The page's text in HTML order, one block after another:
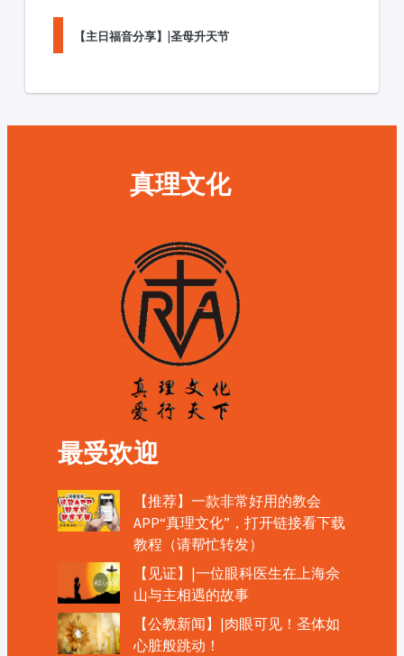
【主日福音分享】|圣母升天节
真理文化
最受欢迎
【推荐】一款非常好用的教会
APP“真理文化”，打开链接看下载
教程（请帮忙转发）
【见证】|一位眼科医生在上海佘
山与主相遇的故事
【公教新闻】|肉眼可见！圣体如
心脏般跳动！